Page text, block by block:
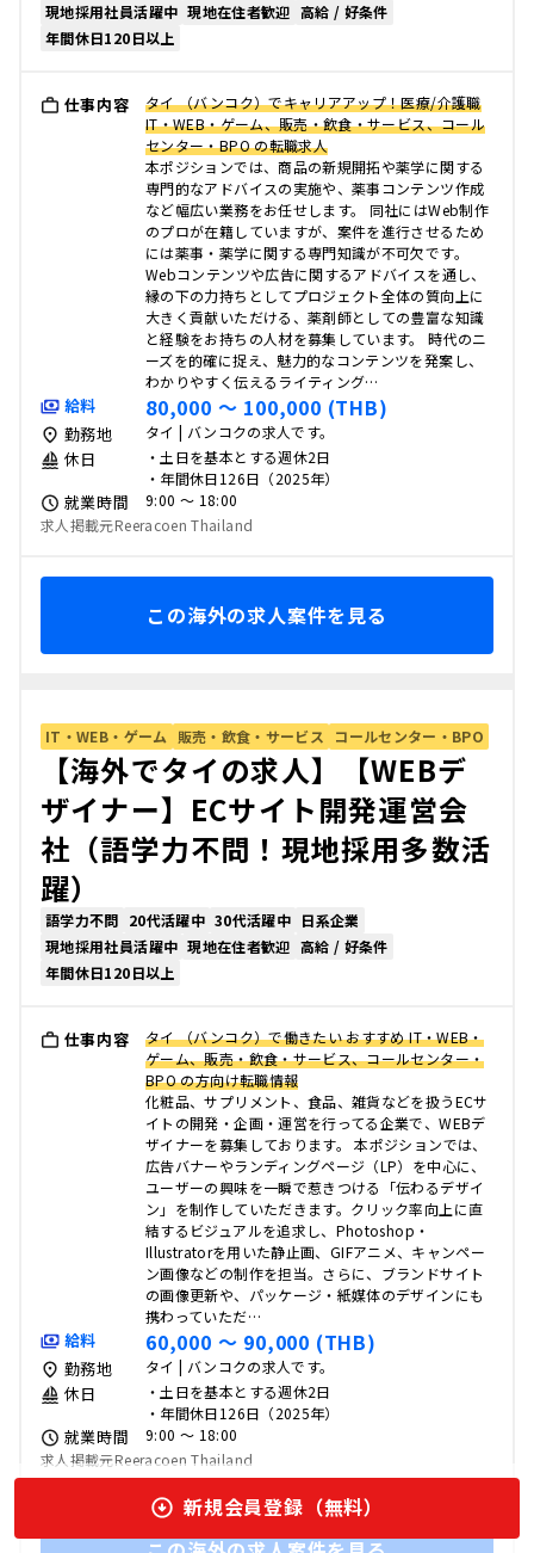
現地採用社員活躍中 現地在住者歓迎 高給 / 好条件
年間休日120日以上
仕事内容
タイ （バンコク）でキャリアアップ！医療/介護職
IT・WEB・ゲーム、販売・飲食・サービス、コール
センター・BPO の転職求人
本ポジションでは、商品の新規開拓や薬学に関する
専門的なアドバイスの実施や、薬事コンテンツ作成
など幅広い業務をお任せします。 同社にはWeb制作
のプロが在籍していますが、案件を進行させるため
には薬事・薬学に関する専門知識が不可欠です。
Webコンテンツや広告に関するアドバイスを通し、
縁の下の力持ちとしてプロジェクト全体の質向上に
大きく貢献いただける、薬剤師としての豊富な知識
と経験をお持ちの人材を募集しています。 時代のニ
ーズを的確に捉え、魅力的なコンテンツを発案し、
わかりやすく伝えるライティング…
給料 80,000 〜 100,000 (THB)
勤務地 タイ | バンコクの求人です。
休日
・土日を基本とする週休2日
・年間休日126日（2025年）
就業時間
9:00 〜 18:00
求人掲載元Reeracoen Thailand
この海外の求人案件を見る
IT・WEB・ゲーム 販売・飲食・サービス コールセンター・BPO
【海外でタイの求人】【WEBデ
ザイナー】ECサイト開発運営会
社（語学力不問！現地採用多数活
躍）
語学力不問 20代活躍中 30代活躍中 日系企業
現地採用社員活躍中 現地在住者歓迎 高給 / 好条件
年間休日120日以上
仕事内容
タイ （バンコク）で働きたい おすすめ IT・WEB・
ゲーム、販売・飲食・サービス、コールセンター・
BPO の方向け転職情報
化粧品、サプリメント、食品、雑貨などを扱うECサ
イトの開発・企画・運営を行ってる企業で、WEBデ
ザイナーを募集しております。 本ポジションでは、
広告バナーやランディングページ（LP）を中心に、
ユーザーの興味を一瞬で惹きつける「伝わるデザイ
ン」を制作していただきます。クリック率向上に直
結するビジュアルを追求し、Photoshop・
Illustratorを用いた静止画、GIFアニメ、キャンペー
ン画像などの制作を担当。さらに、ブランドサイト
の画像更新や、パッケージ・紙媒体のデザインにも
携わっていただ…
給料 60,000 〜 90,000 (THB)
勤務地 タイ | バンコクの求人です。
休日
・土日を基本とする週休2日
・年間休日126日（2025年）
就業時間
9:00 〜 18:00
求人掲載元Reeracoen Thailand
新規会員登録（無料）